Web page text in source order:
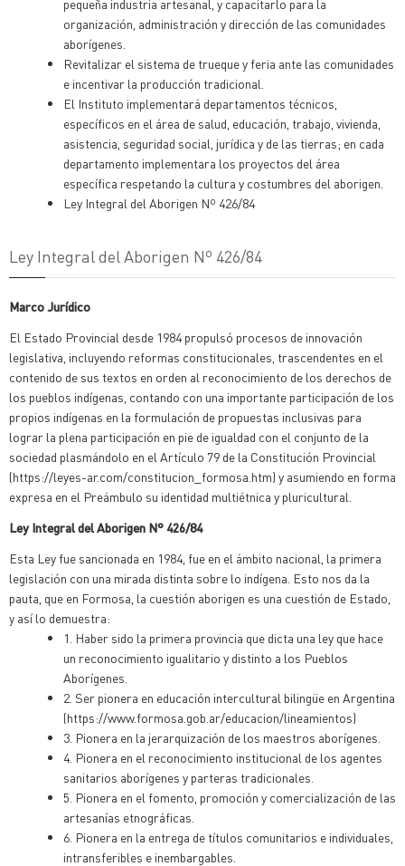
pequeña industria artesanal, y capacitarlo para la
organización, administración y dirección de las comunidades
aborígenes.
Revitalizar el sistema de trueque y feria ante las comunidades
e incentivar la producción tradicional.
El Instituto implementará departamentos técnicos,
específicos en el área de salud, educación, trabajo, vivienda,
asistencia, seguridad social, jurídica y de las tierras; en cada
departamento implementara los proyectos del área
específica respetando la cultura y costumbres del aborigen.
Ley Integral del Aborigen Nº 426/84
Ley Integral del Aborigen Nº 426/84
Marco Jurídico
El Estado Provincial desde 1984 propulsó procesos de innovación
legislativa, incluyendo reformas constitucionales, trascendentes en el
contenido de sus textos en orden al reconocimiento de los derechos de
los pueblos indígenas, contando con una importante participación de los
propios indígenas en la formulación de propuestas inclusivas para
lograr la plena participación en pie de igualdad con el conjunto de la
sociedad plasmándolo en el Artículo 79 de la Constitución Provincial
(https://leyes-ar.com/constitucion_formosa.htm) y asumiendo en forma
expresa en el Preámbulo su identidad multiétnica y pluricultural.
Ley Integral del Aborigen N° 426/84
Esta Ley fue sancionada en 1984, fue en el ámbito nacional, la primera
legislación con una mirada distinta sobre lo indígena. Esto nos da la
pauta, que en Formosa, la cuestión aborigen es una cuestión de Estado,
y así lo demuestra:
1. Haber sido la primera provincia que dicta una ley que hace
un reconocimiento igualitario y distinto a los Pueblos
Aborígenes.
2. Ser pionera en educación intercultural bilingüe en Argentina
(https://www.formosa.gob.ar/educacion/lineamientos)
3. Pionera en la jerarquización de los maestros aborígenes.
4. Pionera en el reconocimiento institucional de los agentes
sanitarios aborígenes y parteras tradicionales.
5. Pionera en el fomento, promoción y comercialización de las
artesanías etnográficas.
6. Pionera en la entrega de títulos comunitarios e individuales,
intransferibles e inembargables.